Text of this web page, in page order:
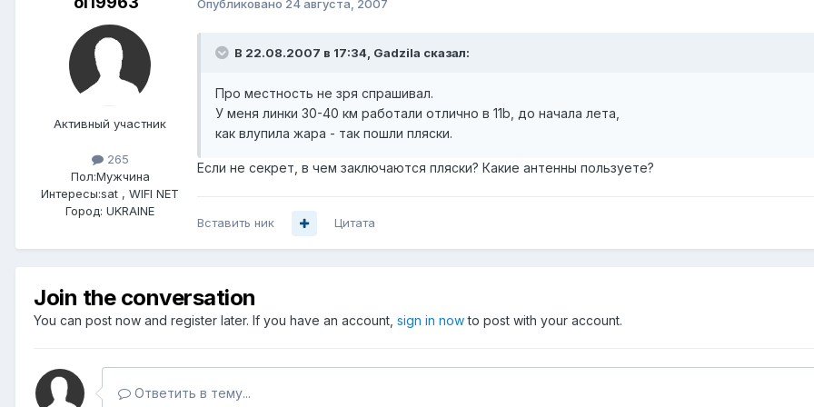
Активный участник
265
Пол:Мужчина
Интересы:sat , WIFI NET
Город: UKRAINE
Опубликовано 24 августа, 2007
В 22.08.2007 в 17:34, Gadzila сказал:
Про местность не зря спрашивал.
У меня линки 30-40 км работали отлично в 11b, до начала лета,
как влупила жара - так пошли пляски.
Если не секрет, в чем заключаются пляски? Какие антенны пользуете?
Вставить ник Цитата
Join the conversation
You can post now and register later. If you have an account, sign in nowto post with your account.
Ответить в тему...